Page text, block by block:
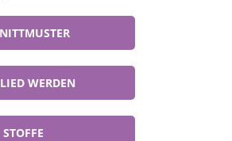
WERDEN
STOFFE